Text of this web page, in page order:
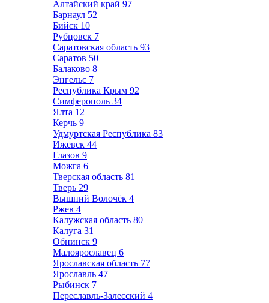
Алтайский край 97
Барнаул 52
Бийск 10
Рубцовск 7
Саратовская область 93
Саратов 50
Балаково 8
Энгельс 7
Республика Крым 92
Симферополь 34
Ялта 12
Керчь 9
Удмуртская Республика 83
Ижевск 44
Глазов 9
Можга 6
Тверская область 81
Тверь 29
Вышний Волочёк 4
Ржев 4
Калужская область 80
Калуга 31
Обнинск 9
Малоярославец 6
Ярославская область 77
Ярославль 47
Рыбинск 7
Переславль-Залесский 4